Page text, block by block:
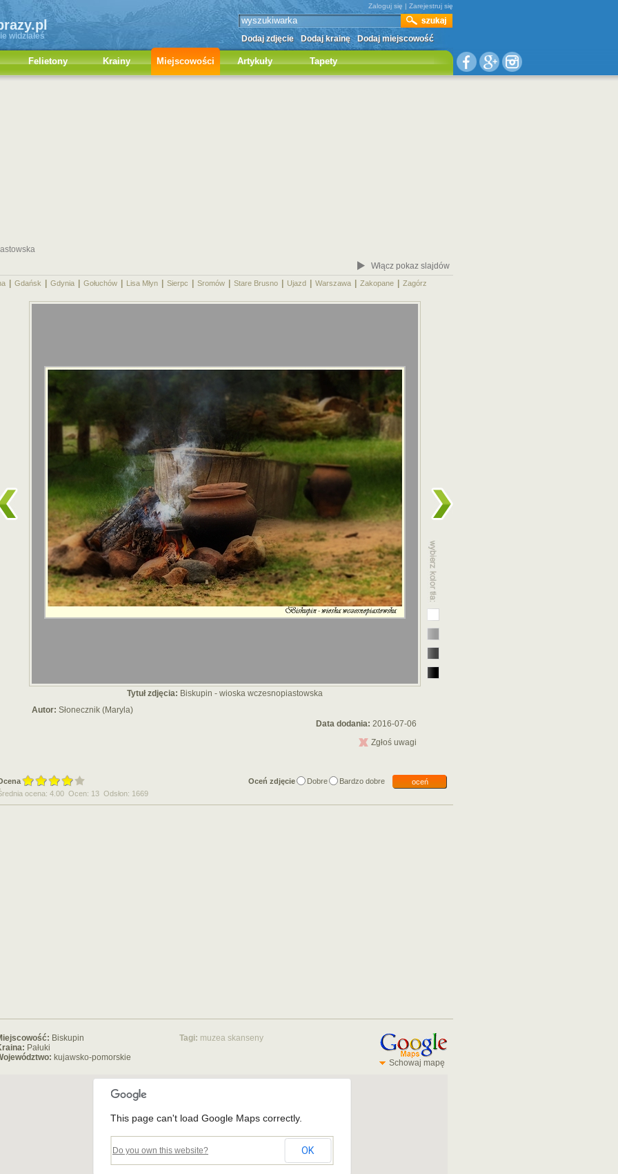
widziałeś
Zaloguj się | Zarejestruj się
Dodaj zdjęcie Dodaj krainę Dodaj miejscowość
Felietony Krainy Miejscowości Artykuły Tapety
Włącz pokaz slajdów
Gdańsk Gdynia Gołuchów Lisa Młyn Sierpc Sromów Stare Brusno Ujazd Warszawa Zakopane Zagórz
Tytuł zdjęcia: Biskupin - wioska wczesnopiastowska
Autor: Słonecznik (Maryla)
Data dodania: 2016-07-06
Zgłoś uwagi
Oceń zdjęcie Dobre Bardzo dobre
oceń
ocena: 4.00 Ocen: 13 Odsłon: 1669
Biskupin
Pałuki
kujawsko-pomorskie
Tagi: muzea skanseny
Schowaj mapę
This page can't load Google Maps correctly.
Do you own this website? OK